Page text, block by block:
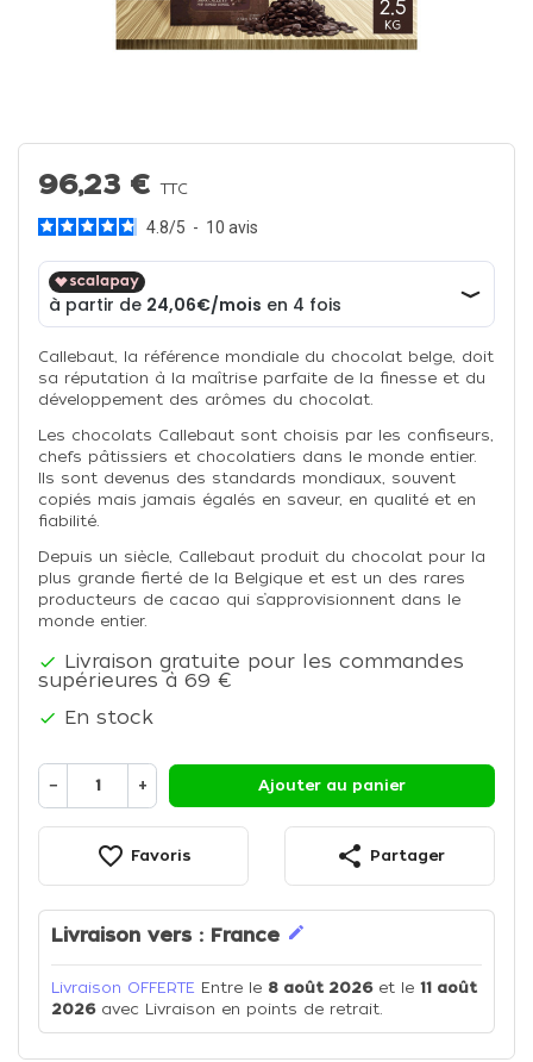
96,23 €TTC
4.8/5 - 10 avis
Callebaut, la référence mondiale du chocolat belge, doit
sa réputation à la maîtrise parfaite de la finesse et du
développement des arômes du chocolat.
Les chocolats Callebaut sont choisis par les confiseurs,
chefs pâtissiers et chocolatiers dans le monde entier.
Ils sont devenus des standards mondiaux, souvent
copiés mais jamais égalés en saveur, en qualité et en
fiabilité.
Depuis un siècle, Callebaut produit du chocolat pour la
plus grande fierté de la Belgique et est un des rares
producteurs de cacao qui s’approvisionnent dans le
monde entier.
 Livraison gratuite pour les commandes
supérieures à 69 €
 En stock
− + Ajouter au panier
favorite_border Favoris share Partager
Livraison vers : France edit
Livraison OFFERTE Entre le 8 août 2026et le 11 août
2026avec Livraison en points de retrait.